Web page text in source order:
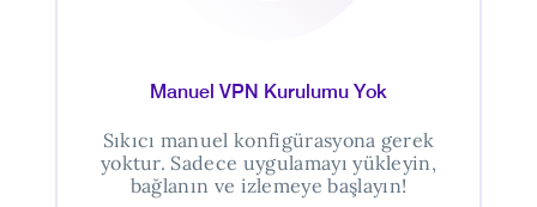
Manuel VPN Kurulumu Yok
Sıkıcı manuel konfigürasyona gerek
yoktur. Sadece uygulamayı yükleyin,
bağlanın ve izlemeye başlayın!